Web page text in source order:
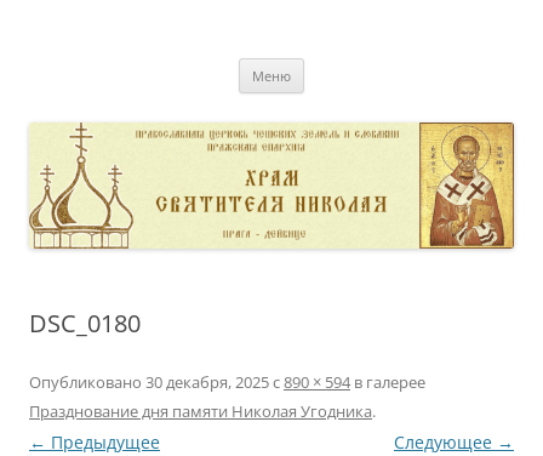
Меню
DSC_0180
Опубликовано 30 декабря, 2025с890 × 594в галерее
Празднование дня памяти Николая Угодника.
← Предыдущее Следующее →